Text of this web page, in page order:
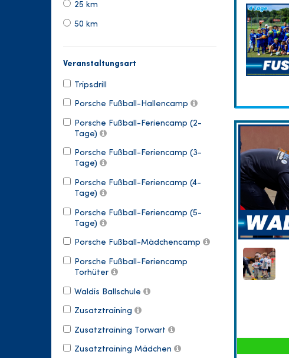
25 km
50 km
Veranstaltungsart
Tripsdrill
Porsche Fußball-Hallencamp
Porsche Fußball-Feriencamp (2-
Tage)
Porsche Fußball-Feriencamp (3-
Tage)
Porsche Fußball-Feriencamp (4-
Tage)
Porsche Fußball-Feriencamp (5-
Tage)
Porsche Fußball-Mädchencamp
Porsche Fußball-Feriencamp
Torhüter
Waldis Ballschule
Zusatztraining
Zusatztraining Torwart
Zusatztraining Mädchen